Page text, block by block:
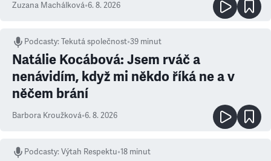
Zuzana Machálková•6. 8. 2026
Podcasty:Tekutá společnost•39 minut
Natálie Kocábová: Jsem rváč a
nenávidím, když mi někdo říká ne a v
něčem brání
Barbora Kroužková•6. 8. 2026
Podcasty:Výtah Respektu•18 minut